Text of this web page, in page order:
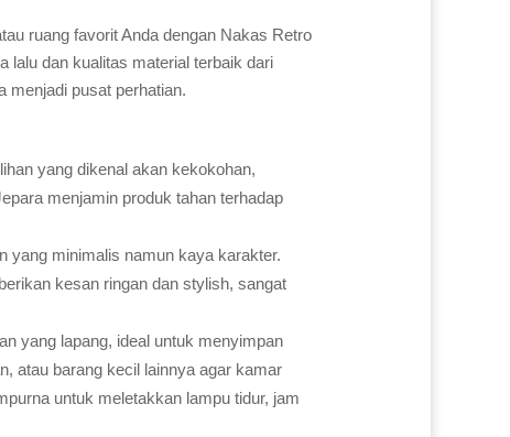
ruang favorit Anda dengan Nakas Retro
lalu dan kualitas material terbaik dari
menjadi pusat perhatian.
yang dikenal akan kekokohan,
menjamin produk tahan terhadap
yang minimalis namun kaya karakter.
kesan ringan dan stylish, sangat
yang lapang, ideal untuk menyimpan
atau barang kecil lainnya agar kamar
untuk meletakkan lampu tidur, jam